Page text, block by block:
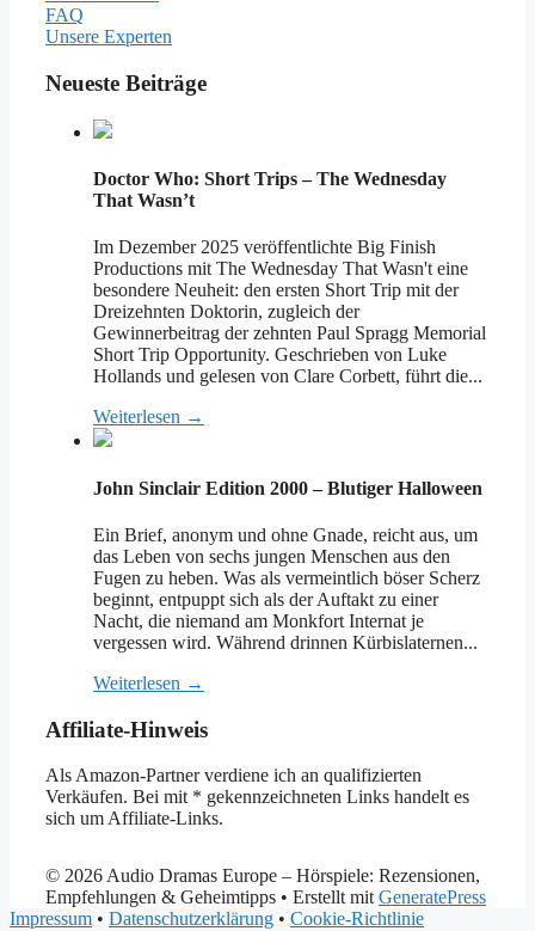
FAQ
Unsere Experten
Neueste Beiträge
Doctor Who: Short Trips – The Wednesday
That Wasn’t
Im Dezember 2025 veröffentlichte Big Finish
Productions mit The Wednesday That Wasn't eine
besondere Neuheit: den ersten Short Trip mit der
Dreizehnten Doktorin, zugleich der
Gewinnerbeitrag der zehnten Paul Spragg Memorial
Short Trip Opportunity. Geschrieben von Luke
Hollands und gelesen von Clare Corbett, führt die...
Weiterlesen →
John Sinclair Edition 2000 – Blutiger Halloween
Ein Brief, anonym und ohne Gnade, reicht aus, um
das Leben von sechs jungen Menschen aus den
Fugen zu heben. Was als vermeintlich böser Scherz
beginnt, entpuppt sich als der Auftakt zu einer
Nacht, die niemand am Monkfort Internat je
vergessen wird. Während drinnen Kürbislaternen...
Weiterlesen →
Affiliate-Hinweis
Als Amazon-Partner verdiene ich an qualifizierten
Verkäufen. Bei mit * gekennzeichneten Links handelt es
sich um Affiliate-Links.
© 2026 Audio Dramas Europe – Hörspiele: Rezensionen,
Empfehlungen & Geheimtipps • Erstellt mit GeneratePress
Impressum • Datenschutzerklärung • Cookie-Richtlinie